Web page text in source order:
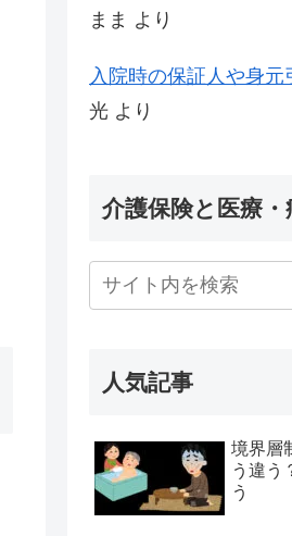
まま より
入院時の保証人や身元
光 より
介護保険と医療・
人気記事
境界層
う違う
う